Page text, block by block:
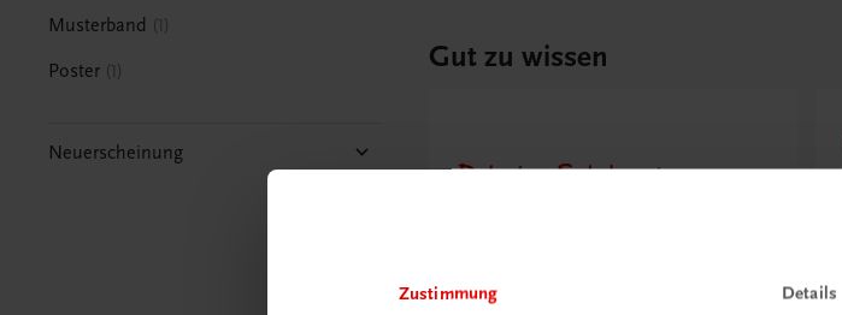
Zustimmung Details
Musterband 1
Poster 1
Neuerscheinung
Gut zu wissen
Ratgeber Schulpraxis
umgehen?